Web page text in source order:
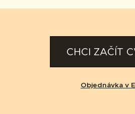
CHCI ZAČÍT
Objednávka v